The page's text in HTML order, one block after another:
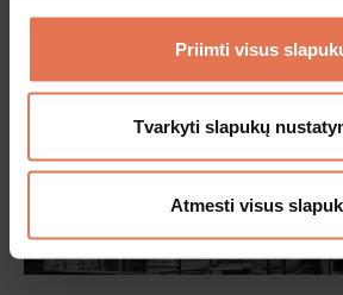
Priimti visus
Tvarkyti slapukų
Atmesti visus
tokių – Kaune veikiantis „Stumbro“